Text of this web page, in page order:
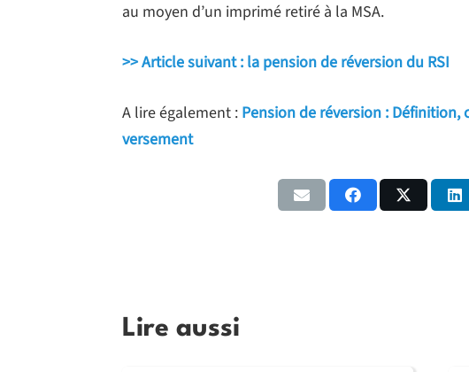
au moyen d’un imprimé retiré à la MSA.
>> Article suivant : la pension de réversion du RSI
A lire également : Pension de réversion :
versement
Lire aussi